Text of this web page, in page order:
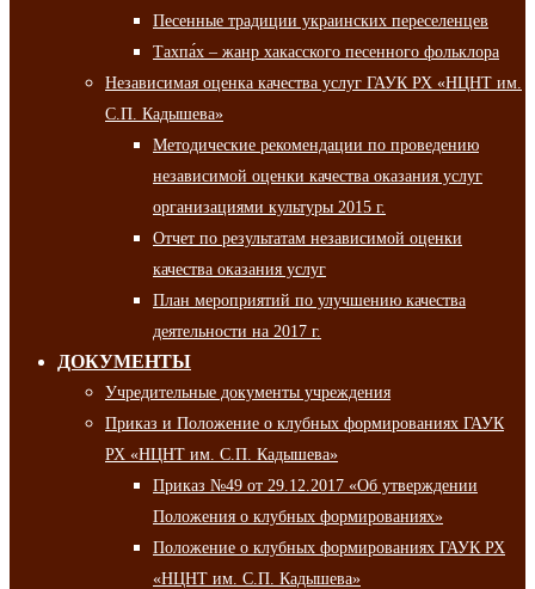
Песенные традиции украинских переселенцев
Тахпа́х – жанр хакасского песенного фольклора
Независимая оценка качества услуг ГАУК РХ «НЦНТ им.
С.П. Кадышева»
Методические рекомендации по проведению
независимой оценки качества оказания услуг
организациями культуры 2015 г.
Отчет по результатам независимой оценки
качества оказания услуг
План мероприятий по улучшению качества
деятельности на 2017 г.
ДОКУМЕНТЫ
Учредительные документы учреждения
Приказ и Положение о клубных формированиях ГАУК
РХ «НЦНТ им. С.П. Кадышева»
Приказ №49 от 29.12.2017 «Об утверждении
Положения о клубных формированиях»
Положение о клубных формированиях ГАУК РХ
«НЦНТ им. С.П. Кадышева»